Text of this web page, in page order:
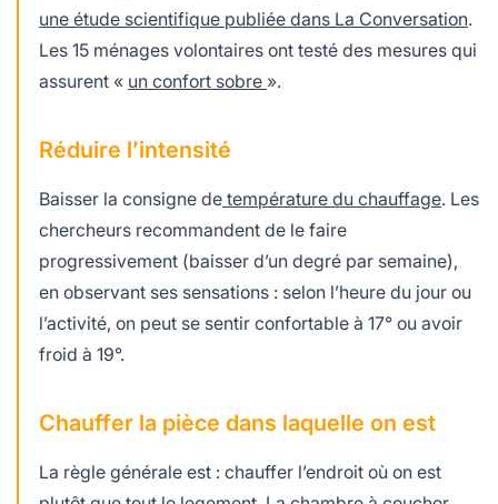
une étude scientifique publiée dans La Conversation.
Les 15 ménages volontaires ont testé des mesures qui
assurent « un confort sobre ».
Réduire l’intensité
Baisser la consigne de température du chauffage. Les
chercheurs recommandent de le faire
progressivement (baisser d’un degré par semaine),
en observant ses sensations : selon l’heure du jour ou
l’activité, on peut se sentir confortable à 17° ou avoir
froid à 19°.
Chauffer la pièce dans laquelle on est
La règle générale est : chauffer l’endroit où on est